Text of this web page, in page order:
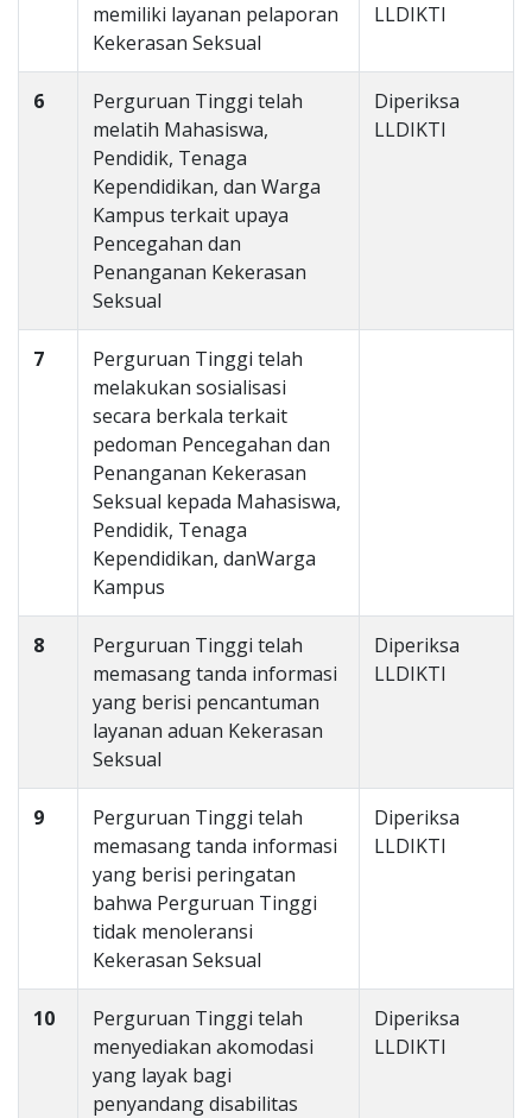
memiliki layanan pelaporan
Kekerasan Seksual
LLDIKTI
6
Perguruan Tinggi telah
melatih Mahasiswa,
Pendidik, Tenaga
Kependidikan, dan Warga
Kampus terkait upaya
Pencegahan dan
Penanganan Kekerasan
Seksual
Diperiksa
LLDIKTI
7
Perguruan Tinggi telah
melakukan sosialisasi
secara berkala terkait
pedoman Pencegahan dan
Penanganan Kekerasan
Seksual kepada Mahasiswa,
Pendidik, Tenaga
Kependidikan, danWarga
Kampus
8
Perguruan Tinggi telah
memasang tanda informasi
yang berisi pencantuman
layanan aduan Kekerasan
Seksual
Diperiksa
LLDIKTI
9
Perguruan Tinggi telah
memasang tanda informasi
yang berisi peringatan
bahwa Perguruan Tinggi
tidak menoleransi
Kekerasan Seksual
Diperiksa
LLDIKTI
10
Perguruan Tinggi telah
menyediakan akomodasi
yang layak bagi
penyandang disabilitas
Diperiksa
LLDIKTI